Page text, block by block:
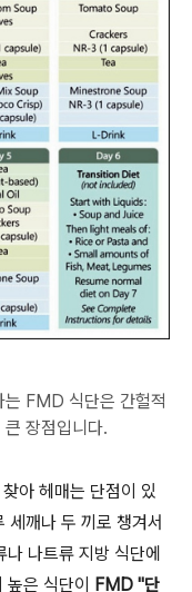
FMD 식단은 간헐적
장점입니다.
아 헤매는 단점이 있
깨나 두 끼로 챙겨서
나트류 지방 식단에
은 식단이
FMD "단